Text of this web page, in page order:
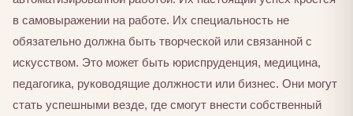
в самовыражении на работе. Их специальность не
обязательно должна быть творческой или связанной с
искусством. Это может быть юриспруденция, медицина,
педагогика, руководящие должности или бизнес. Они могут
стать успешными везде, где смогут внести собственный